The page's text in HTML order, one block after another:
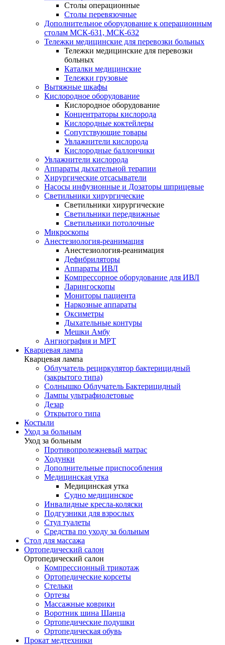
Столы операционные
Столы перевязочные
Дополнительное оборудование к операционным
столам МСК-631, МСК-632
Тележки медицинские для перевозки больных
Тележки медицинские для перевозки
больных
Каталки медицинские
Тележки грузовые
Вытяжные шкафы
Кислородное оборудование
Кислородное оборудование
Концентраторы кислорода
Кислородные коктейлеры
Сопутствующие товары
Увлажнители кислорода
Кислородные баллончики
Увлажнители кислорода
Аппараты дыхательной терапии
Хирургические отсасыватели
Насосы инфузионные и Дозаторы шприцевые
Светильники хирургические
Светильники хирургические
Светильники передвижные
Светильники потолочные
Микроскопы
Анестезиология-реанимация
Анестезиология-реанимация
Дефибриляторы
Аппараты ИВЛ
Компрессорное оборудование для ИВЛ
Ларингоскопы
Мониторы пациента
Наркозные аппараты
Оксиметры
Дыхательные контуры
Мешки Амбу
Ангиография и МРТ
Кварцевая лампа
Кварцевая лампа
Облучатель рециркулятор бактерицидный
(закрытого типа)
Солнышко Облучатель Бактерицидный
Лампы ультрафиолетовые
Дезар
Открытого типа
Костыли
Уход за больным
Уход за больным
Противопролежневый матрас
Ходунки
Дополнительные приспособления
Медицинская утка
Медицинская утка
Судно медицинское
Инвалидные кресла-коляски
Подгузники для взрослых
Стул туалеты
Средства по уходу за больным
Cтол для массажа
Ортопедический салон
Ортопедический салон
Компрессионный трикотаж
Ортопедические корсеты
Стельки
Ортезы
Массажные коврики
Воротник шина Шанца
Ортопедические подушки
Ортопедическая обувь
Прокат медтехники